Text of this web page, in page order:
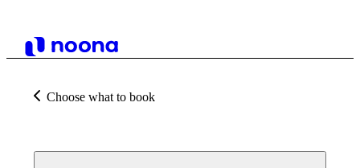
Choose what to book